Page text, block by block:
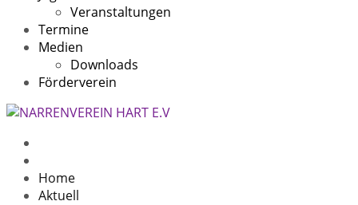
Veranstaltungen
Termine
Medien
Downloads
Förderverein
Home
Aktuell